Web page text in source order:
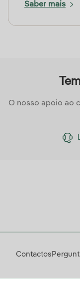
Saber mais
O nosso apoio ao
Contactos